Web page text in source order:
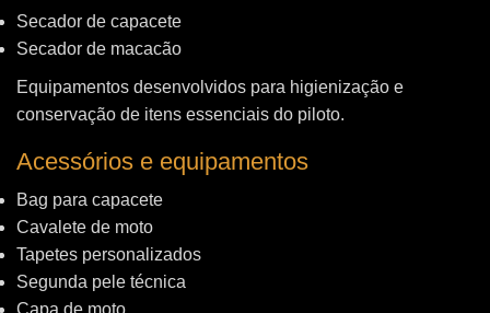
Secador de capacete
Secador de macacão
Equipamentos desenvolvidos para higienização e
conservação de itens essenciais do piloto.
Acessórios e equipamentos
Bag para capacete
Cavalete de moto
Tapetes personalizados
Segunda pele técnica